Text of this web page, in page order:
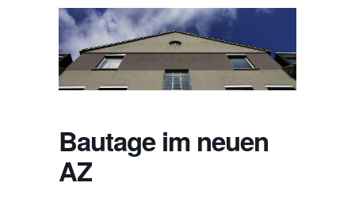
Bautage im neuen
AZ